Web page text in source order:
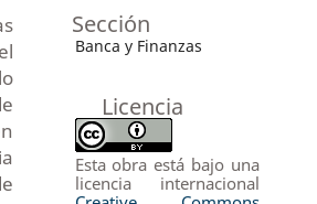
Sección
Banca y Finanzas
Licencia
Esta obra está bajo una
licencia internacional